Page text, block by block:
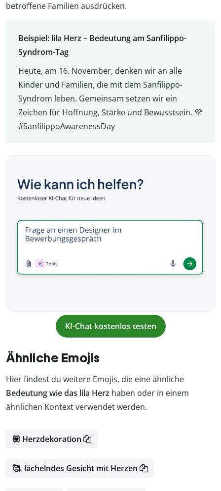
betroffene Familien ausdrücken.
Beispiel: lila Herz – Bedeutung am Sanfilippo-
Syndrom-Tag
Heute, am 16. November, denken wir an alle
Kinder und Familien, die mit dem Sanfilippo-
Syndrom leben. Gemeinsam setzen wir ein
Zeichen für Hoffnung, Stärke und Bewusstsein. 💜
#SanfilippoAwarenessDay
KI-Chat kostenlos testen
Ähnliche Emojis
Hier findest du weitere Emojis, die eine ähnliche
Bedeutung wie das lila Herz haben oder in einem
ähnlichen Kontext verwendet werden.
💟 Herzdekoration
🥰 lächelndes Gesicht mit Herzen